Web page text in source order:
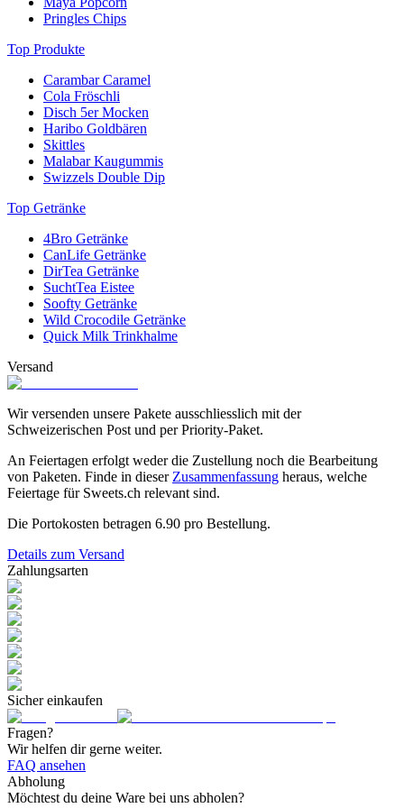
Pringles Chips
Top Produkte
Carambar Caramel
Cola Fröschli
Disch 5er Mocken
Haribo Goldbären
Skittles
Malabar Kaugummis
Swizzels Double Dip
Top Getränke
4Bro Getränke
CanLife Getränke
DirTea Getränke
SuchtTea Eistee
Soofty Getränke
Wild Crocodile Getränke
Quick Milk Trinkhalme
Versand
Wir versenden unsere Pakete ausschliesslich mit der
Schweizerischen Post und per Priority-Paket.
An Feiertagen erfolgt weder die Zustellung noch die Bearbeitung
von Paketen. Finde in dieser Zusammenfassung heraus, welche
Feiertage für Sweets.ch relevant sind.
Die Portokosten betragen 6.90 pro Bestellung.
Details zum Versand
Zahlungsarten
Sicher einkaufen
Fragen?
Wir helfen dir gerne weiter.
FAQ ansehen
Abholung
Möchtest du deine Ware bei uns abholen?